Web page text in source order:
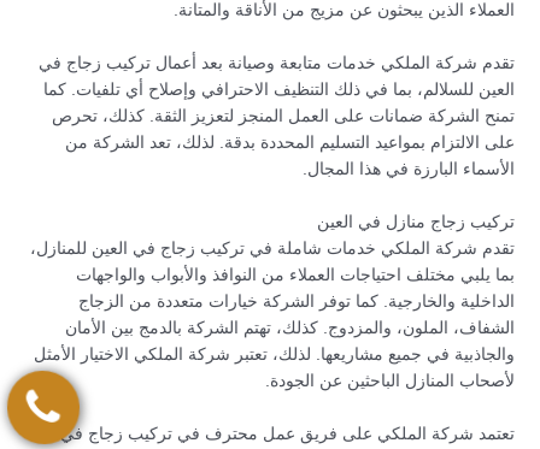
العملاء الذين يبحثون عن مزيج من الأناقة والمتانة.
تقدم شركة الملكي خدمات متابعة وصيانة بعد أعمال تركيب زجاج في
العين للسلالم، بما في ذلك التنظيف الاحترافي وإصلاح أي تلفيات. كما
تمنح الشركة ضمانات على العمل المنجز لتعزيز الثقة. كذلك، تحرص
على الالتزام بمواعيد التسليم المحددة بدقة. لذلك، تعد الشركة من
الأسماء البارزة في هذا المجال.
تركيب زجاج منازل في العين
تقدم شركة الملكي خدمات شاملة في تركيب زجاج في العين للمنازل،
بما يلبي مختلف احتياجات العملاء من النوافذ والأبواب والواجهات
الداخلية والخارجية. كما توفر الشركة خيارات متعددة من الزجاج
الشفاف، الملون، والمزدوج. كذلك، تهتم الشركة بالدمج بين الأمان
والجاذبية في جميع مشاريعها. لذلك، تعتبر شركة الملكي الاختيار الأمثل
لأصحاب المنازل الباحثين عن الجودة.
تعتمد شركة الملكي على فريق عمل محترف في تركيب زجاج في